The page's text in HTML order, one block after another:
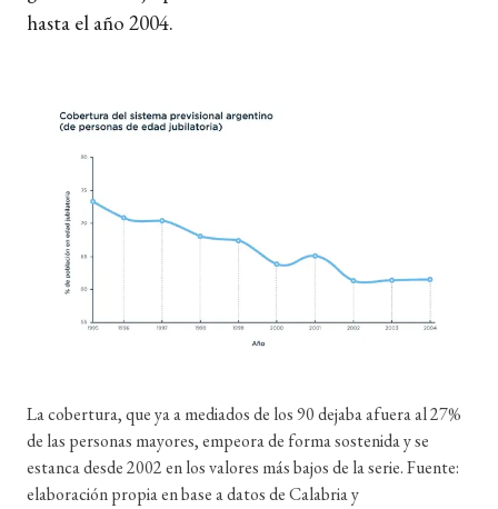
hasta el año 2004.
La cobertura, que ya a mediados de los 90 dejaba afuera al 27%
de las personas mayores, empeora de forma sostenida y se
estanca desde 2002 en los valores más bajos de la serie. Fuente:
elaboración propia en base a datos de Calabria y